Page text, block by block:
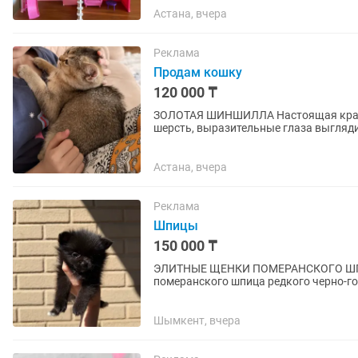
Астана, вчера
Реклама
Продам кошку
120 000 ₸
ЗОЛОТАЯ ШИНШИЛЛА Настоящая красавица с кукольной мордочкой Плюшевая густая
шерсть, выразительные глаза выглядит как
Астана, вчера
Реклама
Шпицы
150 000 ₸
ЭЛИТНЫЕ ЩЕНКИ ПОМЕРАНСКОГО ШПИЦА Предлагаются к продаже
померанского шпица редкого черно-
Шымкент, вчера